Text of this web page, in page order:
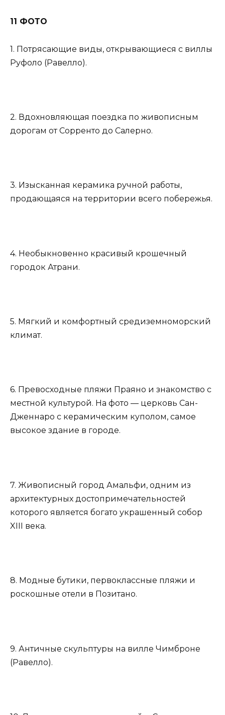
11 ФОТО
1. Потрясающие виды, открывающиеся с виллы
Руфоло (Равелло).
2. Вдохновляющая поездка по живописным
дорогам от Сорренто до Салерно.
3. Изысканная керамика ручной работы,
продающаяся на территории всего побережья.
4. Необыкновенно красивый крошечный
городок Атрани.
5. Мягкий и комфортный средиземноморский
климат.
6. Превосходные пляжи Праяно и знакомство с
местной культурой. На фото — церковь Сан-
Дженнаро с керамическим куполом, самое
высокое здание в городе.
7. Живописный город Амальфи, одним из
архитектурных достопримечательностей
которого является богато украшенный собор
XIII века.
8. Модные бутики, первоклассные пляжи и
роскошные отели в Позитано.
9. Античные скульптуры на вилле Чимброне
(Равелло).